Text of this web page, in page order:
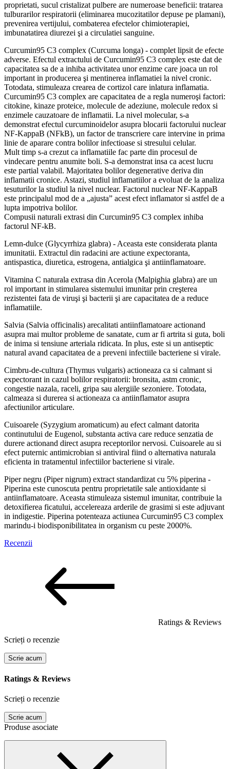
proprietati, sucul cristalizat pulbere are numeroase beneficii: tratarea
tulburarilor respiratorii (eliminarea mucozitatilor depuse pe plamani),
prevenirea vertijului, combaterea efectelor chimioterapiei,
imbunatatirea diurezei şi a circulatiei sanguine.
Curcumin95 C3 complex (Curcuma longa) - complet lipsit de efecte
adverse. Efectul extractului de Curcumin95 C3 complex este dat de
capacitatea sa de a inhiba activitatea unor enzime care joaca un rol
important in producerea şi mentinerea inflamatiei la nivel cronic.
Totodata, stimuleaza crearea de cortizol care inlatura inflamatia.
Curcumin95 C3 complex are capacitatea de a regla numeroşi factori:
citokine, kinaze proteice, molecule de adeziune, molecule redox si
enzimele cauzatoare de inflamatii. La nivel molecular, s-a
demonstrat efectul curcuminoidelor asupra blocarii factorului nuclear
NF-KappaB (NFkB), un factor de transcriere care intervine in prima
linie de aparare contra bolilor infectioase si stresului celular.
Mult timp s-a crezut ca inflamatiile fac parte din procesul de
vindecare pentru anumite boli. S-a demonstrat insa ca acest lucru
este partial valabil. Majoritatea bolilor degenerative deriva din
inflamatii cronice. Astazi, studiul inflamatiilor a evoluat de la analiza
tesuturilor la studiul la nivel nuclear. Factorul nuclear NF-KappaB
este principalul mod de a „ajusta” acest efect inflamator si astfel de a
lupta impotriva bolilor.
Compusii naturali extrasi din Curcumin95 C3 complex inhiba
factorul NF-kB.
Lemn-dulce (Glycyrrhiza glabra) - Aceasta este considerata planta
imunitatii. Extractul din radacini are actiune expectoranta,
antispastica, diuretica, estrogena, antialgica şi antiinflamatoare.
Vitamina C naturala extrasa din Acerola (Malpighia glabra) are un
rol important in stimularea sistemului imunitar prin creşterea
rezistentei fata de viruşi şi bacterii şi are capacitatea de a reduce
inflamatiile.
Salvia (Salvia officinalis) arecalitati antiinflamatoare actionand
asupra mai multor probleme de sanatate, cum ar fi artrita si guta, boli
de inima si tensiune arteriala ridicata. In plus, este si un antiseptic
natural avand capacitatea de a preveni infectiile bacteriene si virale.
Cimbru-de-cultura (Thymus vulgaris) actioneaza ca si calmant si
expectorant in cazul bolilor respiratorii: bronsita, astm cronic,
congestie nazala, raceli, gripa sau alergiile sezoniere. Totodata,
calmeaza si durerea si actioneaza ca antiinflamator asupra
afectiunilor articulare.
Cuisoarele (Syzygium aromaticum) au efect calmant datorita
continutului de Eugenol, substanta activa care reduce senzatia de
durere actionand direct asupra receptorilor nervosi. Cuisoarele au si
efect puternic antimicrobian si antiviral fiind o alternativa naturala
eficienta in tratamentul infectiilor bacteriene si virale.
Piper negru (Piper nigrum) extract standardizat cu 5% piperina -
Piperina este cunoscuta pentru proprietatile sale antioxidante si
antiinflamatoare. Aceasta stimuleaza sistemul imunitar, contribuie la
detoxifierea ficatului, accelereaza arderile de grasimi si este adjuvant
in indigestie. Piperina potenteaza actiunea Curcumin95 C3 complex
marindu-i biodisponibilitatea in organism cu peste 2000%.
Recenzii
Ratings & Reviews
Scrieți o recenzie
Scrie acum
Ratings & Reviews
Scrieți o recenzie
Scrie acum
Produse asociate